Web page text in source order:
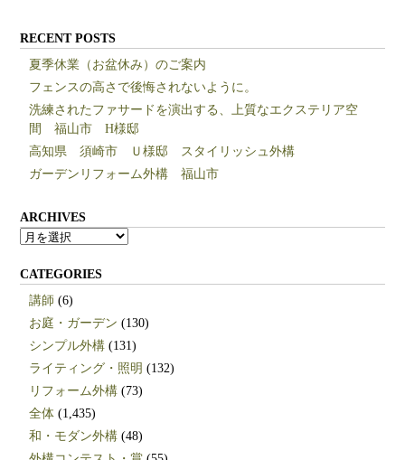
RECENT POSTS
夏季休業（お盆休み）のご案内
フェンスの高さで後悔されないように。
洗練されたファサードを演出する、上質なエクステリア空
間 福山市 H様邸
高知県 須崎市 Ｕ様邸 スタイリッシュ外構
ガーデンリフォーム外構 福山市
ARCHIVES
ARCHIVES
CATEGORIES
講師 (6)
お庭・ガーデン (130)
シンプル外構 (131)
ライティング・照明 (132)
リフォーム外構 (73)
全体 (1,435)
和・モダン外構 (48)